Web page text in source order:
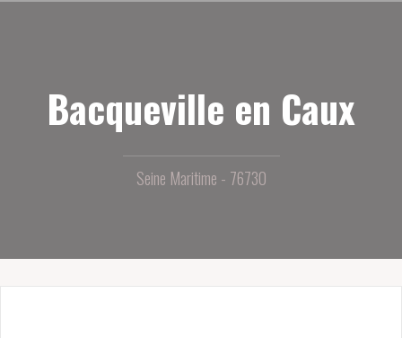
Bacqueville en Caux
Seine Maritime - 76730